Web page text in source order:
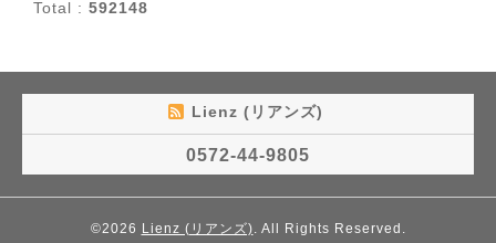
Total : 592148
Lienz (リアンズ)
0572-44-9805
©2026 Lienz (リアンズ). All Rights Reserved.